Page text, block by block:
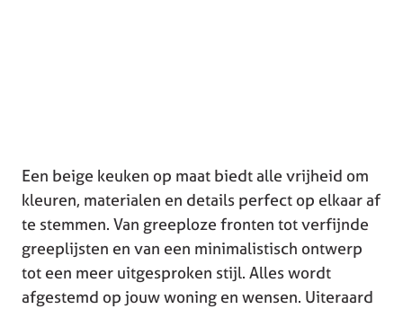
Een beige keuken op maat biedt alle vrijheid om
kleuren, materialen en details perfect op elkaar af
te stemmen. Van greeploze fronten tot verfijnde
greeplijsten en van een minimalistisch ontwerp
tot een meer uitgesproken stijl. Alles wordt
afgestemd op jouw woning en wensen. Uiteraard